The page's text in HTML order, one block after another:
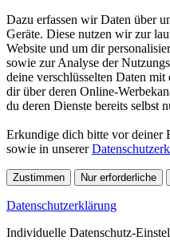
Dazu erfassen wir Daten über
Geräte. Diese nutzen wir zur
Website und um dir
sowie zur Analyse der
deine verschlüsselten Daten
dir über deren Online-
du deren Dienste bereits selbst
Erkundige dich bitte vor deiner
sowie in unserer
Zustimmen Nur erforderliche
Datenschutzerklärung
Individuelle Datenschutz-